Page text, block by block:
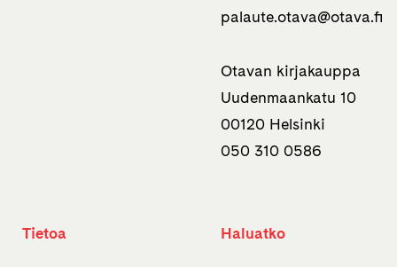
palaute.otava­@otava.fi
Otavan kirjakauppa
Uudenmaankatu 10
00120 Helsinki
050 310 0586
Tietoa Haluatko